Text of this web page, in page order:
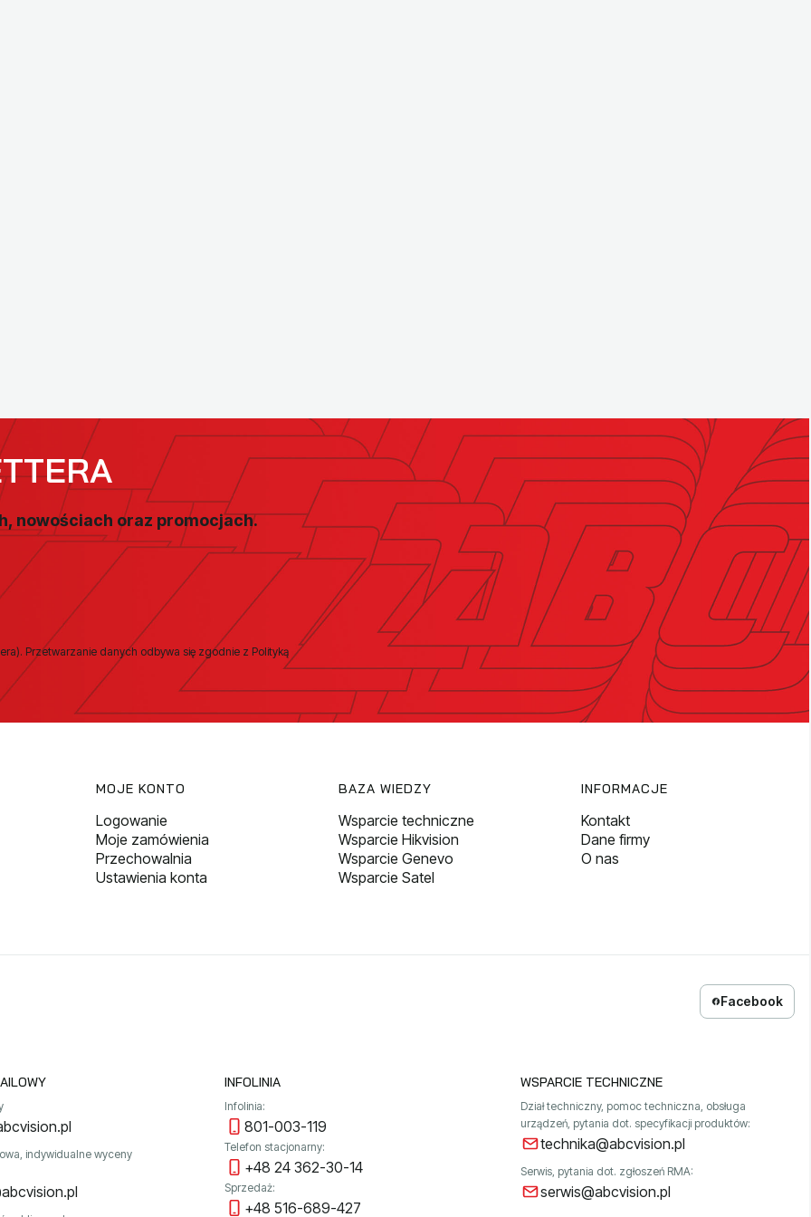
nowościach oraz promocjach.
Przetwarzanie danych odbywa się zgodnie z Polityką
MOJE KONTO
Logowanie
Moje zamówienia
Przechowalnia
Ustawienia konta
BAZA WIEDZY
Wsparcie techniczne
Wsparcie Hikvision
Wsparcie Genevo
Wsparcie Satel
INFORMACJE
Kontakt
Dane firmy
O nas
Facebook
indywidualne wyceny
INFOLINIA
Infolinia:
801-003-119
Telefon stacjonarny:
+48 24 362-30-14
Sprzedaż:
+48 516-689-427
WSPARCIE TECHNICZNE
Dział techniczny, pomoc techniczna, obsługa
urządzeń, pytania dot. specyfikacji produktów:
technika@abcvision.pl
Serwis, pytania dot. zgłoszeń RMA:
serwis@abcvision.pl